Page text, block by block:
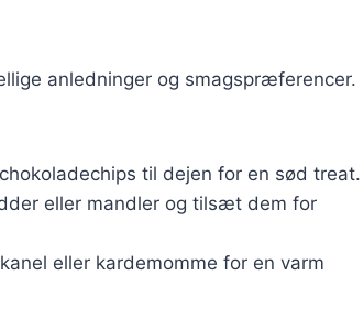
anledninger og smagspræferencer.
til dejen for en sød treat.
eller mandler og tilsæt dem for
eller kardemomme for en varm